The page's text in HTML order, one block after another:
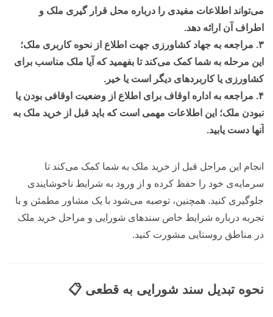
می‌تواند اطلاعات مفیدی را درباره محل قرار گیری ملک و
اطراف آن ارائه دهد.
۳. مراجعه به جهاد کشاورزی جهت اطلاع از نحوه کاربری ملک؛
این مرحله به شما کمک می‌کند تا بفهمید که آیا ملک مناسب برای
کشاورزی یا کاربردهای دیگر است یا خیر.
۴. مراجعه به اداره اوقاف برای اطلاع از وضعیت اوقافی بودن یا
نبودن ملک؛ این اطلاعات مهمی است که باید قبل از خرید ملک به
آنها دست یابید.
انجام این مراحل قبل از خرید ملک به شما کمک می‌کند تا
سرمایه‌ی خود را حفظ کرده و از ورود به شرایط ناخوشایندی
جلوگیری کنید. همچنین، توصیه می‌شود با یک مشاور مطمئن و با
تجربه درباره شرایط خاص سند‌های شورایی و مراحل خرید ملک
در مناطق روستایی مشورت کنید.
نحوه تبدیل سند شورایی به قطعی 📋